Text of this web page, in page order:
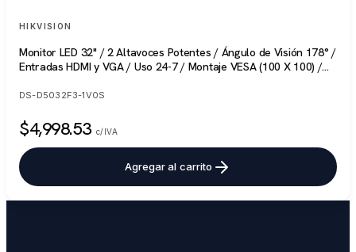
HIKVISION
Monitor LED 32" / 2 Altavoces Potentes / Ángulo de Visión 178° /
Entradas HDMI y VGA / Uso 24-7 / Montaje VESA (100 X 100) /
DS-D5032F3-1V0S
$4,998.53 c/IVA
Agregar al carrito